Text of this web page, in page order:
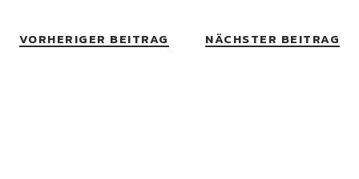
VORHERIGER BEITRAG NÄCHSTER BEITRAG